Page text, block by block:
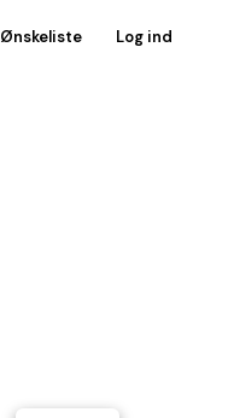
Ønskeliste Log ind